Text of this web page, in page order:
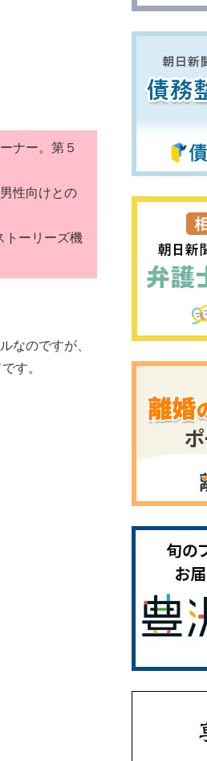
ナー。第５
性向けとの
トーリーズ機
なのですが、
す。